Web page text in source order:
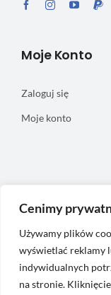
Cenimy
Używamy plików
wyświetlać reklamy
indywidualnych
na stronie.
Moje Konto
Zaloguj się
Moje konto
Informacje
FAQ
Regulamin serwisu
Polityka prywatności